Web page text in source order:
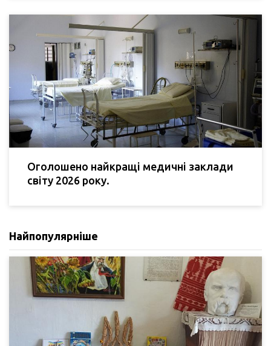
Оголошено найкращі медичні заклади
світу 2026 року.
Найпопулярніше